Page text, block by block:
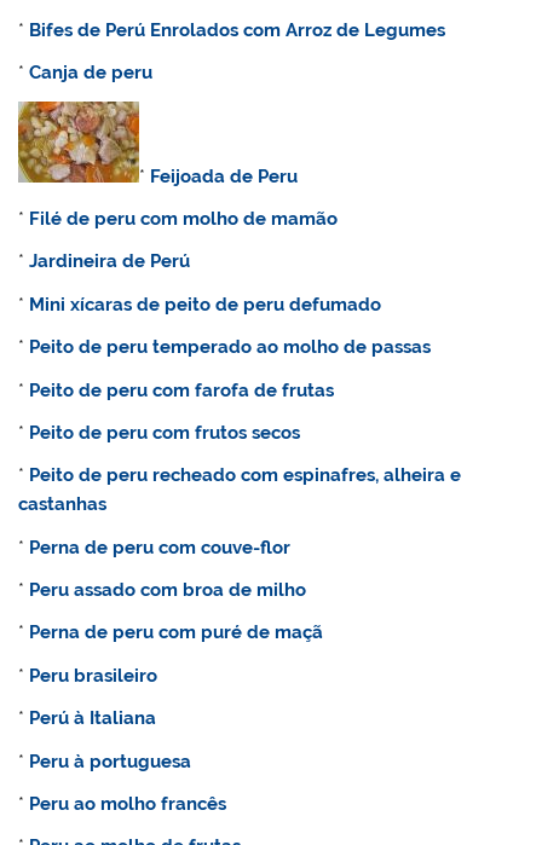
* Bifes de Perú Enrolados com Arroz de Legumes
*Canja de peru
* Feijoada de Peru
* Filé de peru com molho de mamão
*Jardineira de Perú
* Mini xícaras de peito de peru defumado
* Peito de peru temperado ao molho de passas
* Peito de peru com farofa de frutas
* Peito de peru com frutos secos
* Peito de peru recheado com espinafres, alheira e
castanhas
* Perna de peru com couve-flor
* Peru assado com broa de milho
* Perna de peru com puré de maçã
* Peru brasileiro
* Perú à Italiana
* Peru à portuguesa
* Peru ao molho francês